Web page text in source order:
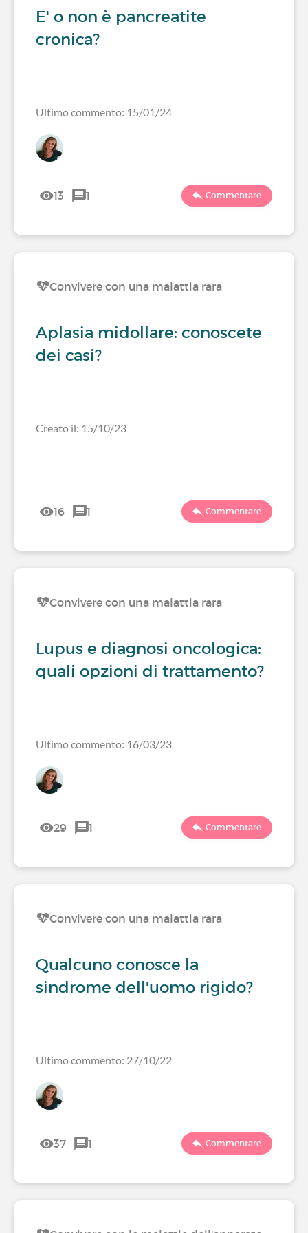
E' o non è pancreatite
cronica?
Ultimo commento: 15/01/24
13 1 Commentare
Convivere con una malattia rara
Aplasia midollare: conoscete
dei casi?
Creato il: 15/10/23
16 1 Commentare
Convivere con una malattia rara
Lupus e diagnosi oncologica:
quali opzioni di trattamento?
Ultimo commento: 16/03/23
29 1 Commentare
Convivere con una malattia rara
Qualcuno conosce la
sindrome dell'uomo rigido?
Ultimo commento: 27/10/22
37 1 Commentare